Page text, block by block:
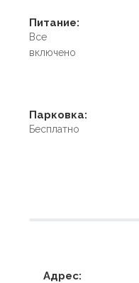
Питание:
Все
включено
Парковка:
Бесплатно
Адрес: